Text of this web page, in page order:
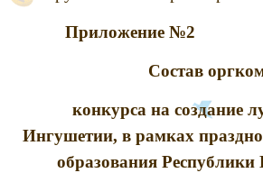
Приложение №2
Состав
конкурса на создание
Ингушетии, в рамках
образования